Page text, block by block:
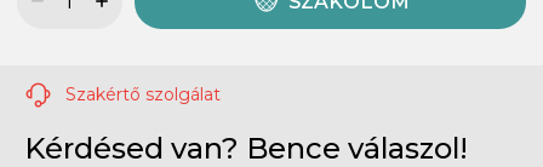
Szakértő szolgálat
Kérdésed van? Bence válaszol!